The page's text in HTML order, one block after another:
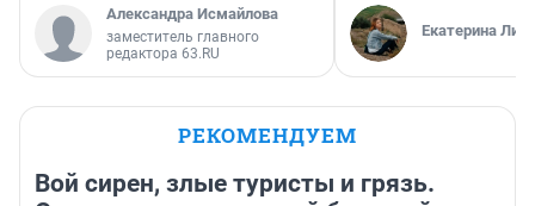
Александра Исмайлова
заместитель главного
редактора 63.RU
Екатерина
РЕКОМЕНДУЕМ
Вой сирен, злые туристы и грязь.